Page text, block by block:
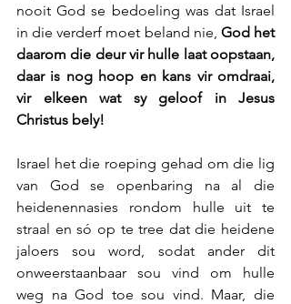
nooit God se bedoeling was dat Israel
in die verderf moet beland nie, God het
daarom die deur vir hulle laat oopstaan,
daar is nog hoop en kans vir omdraai,
vir elkeen wat sy geloof in Jesus
Christus bely!
Israel het die roeping gehad om die lig
van God se openbaring na al die
heidenennasies rondom hulle uit te
straal en só op te tree dat die heidene
jaloers sou word, sodat ander dit
onweerstaanbaar sou vind om hulle
weg na God toe sou vind. Maar, die